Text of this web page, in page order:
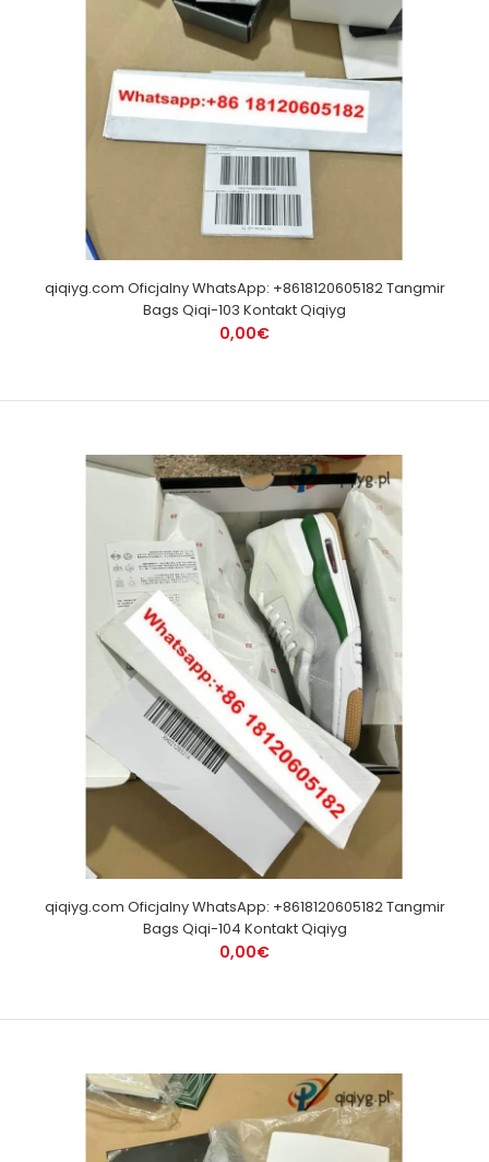
qiqiyg.com Oficjalny WhatsApp: +8618120605182 Tangmir
Bags Qiqi-103 Kontakt Qiqiyg
0,00€
qiqiyg.com Oficjalny WhatsApp: +8618120605182 Tangmir
Bags Qiqi-104 Kontakt Qiqiyg
0,00€